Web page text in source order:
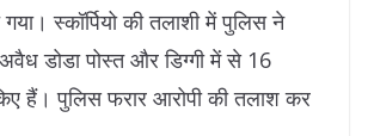
स्कॉर्पियो की तलाशी में पुलिस ने
डोडा पोस्त और डिग्गी में से 16
हैं। पुलिस फरार आरोपी की तलाश कर